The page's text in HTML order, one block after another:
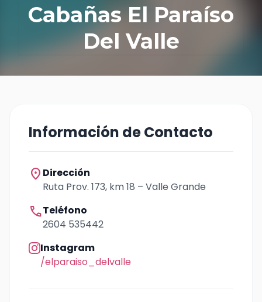
Cabañas El Paraíso
Del Valle
Información de Contacto
location_on Dirección
Ruta Prov. 173, km 18 – Valle Grande
callTeléfono
2604 535442
Instagram
/elparaiso_delvalle